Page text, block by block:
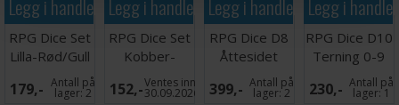
Legg i handlekurven
RPG Dice Set
Lilla-Rød/Gull
- 7 stk
179,- Antall på
lager:2
Legg i handlekurven
RPG Dice Set
Kobber-
Stål/Hvit - 7
stk
152,-Ventes inn
30.09.2026
Legg i handlekurven
RPG Dice D8
Åttesidet
Terning - 50
stk
399,- Antall på
lager:2
Legg i
RPG Dice D10
Terning 0-9
10stk 16mm
Blå
230,- Antall på
lager:1